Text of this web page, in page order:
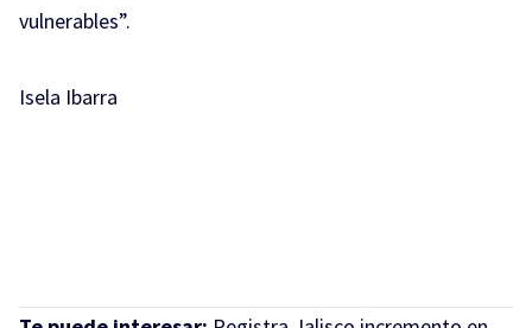
vulnerables”.
Isela Ibarra